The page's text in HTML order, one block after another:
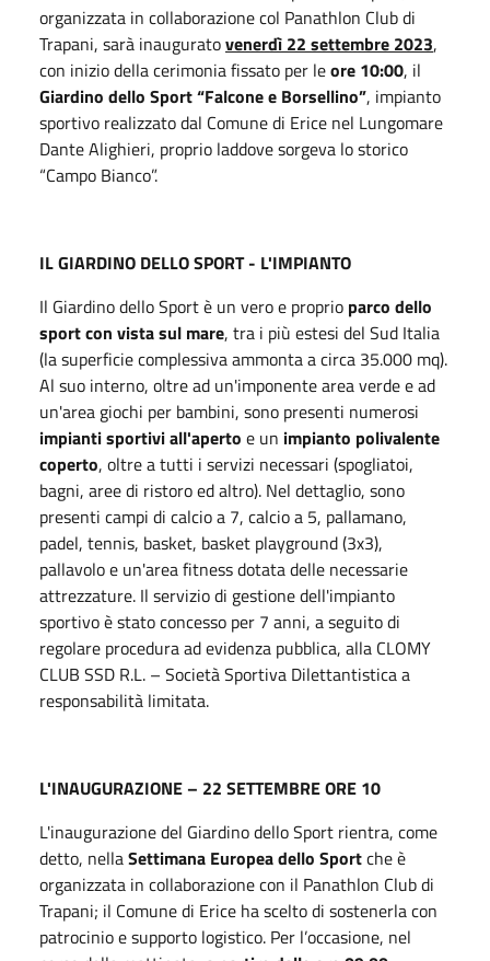
organizzata in collaborazione col Panathlon Club di
Trapani, sarà inauguratovenerdì 22 settembre 2023,
con inizio della cerimonia fissato per leore 10:00, il
Giardino dello Sport “Falcone e Borsellino”, impianto
sportivo realizzato dal Comune di Erice nel Lungomare
Dante Alighieri, proprio laddove sorgeva lo storico
“Campo Bianco”.
IL GIARDINO DELLO SPORT - L'IMPIANTO
Il Giardino dello Sport è un vero e proprio parco dello
sportcon vista sul mare, tra i più estesi del Sud Italia
(la superficie complessiva ammonta a circa 35.000 mq).
Al suo interno, oltre ad un'imponente area verde e ad
un'area giochi per bambini, sono presenti numerosi
impianti sportivi all'aperto e un impianto polivalente
coperto, oltre a tutti i servizi necessari (spogliatoi,
bagni, aree di ristoro ed altro). Nel dettaglio, sono
presenti campi di calcio a 7, calcio a 5, pallamano,
padel, tennis, basket, basket playground (3x3),
pallavolo e un'area fitness dotata delle necessarie
attrezzature. Il servizio di gestione dell'impianto
sportivo è stato concesso per 7 anni, a seguito di
regolare procedura ad evidenza pubblica, alla CLOMY
CLUB SSD R.L. – Società Sportiva Dilettantistica a
responsabilità limitata.
L'INAUGURAZIONE – 22 SETTEMBRE ORE 10
L'inaugurazione del Giardino dello Sport rientra, come
detto, nellaSettimana Europea dello Sportche è
organizzata in collaborazione con il Panathlon Club di
Trapani; il Comune di Erice ha scelto di sostenerla con
patrocinio e supporto logistico. Per l’occasione, nel